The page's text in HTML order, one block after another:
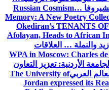
Russian Cosmism…
Memory: A New Poetry
Okediran’s TENANTS
Afolayan, Heads to African
زيد والنملة … العلاقات
WPA in Moscow: Charles
الأردنية: تعزيز التعاون
العربيThe University of
Jordan expressed its